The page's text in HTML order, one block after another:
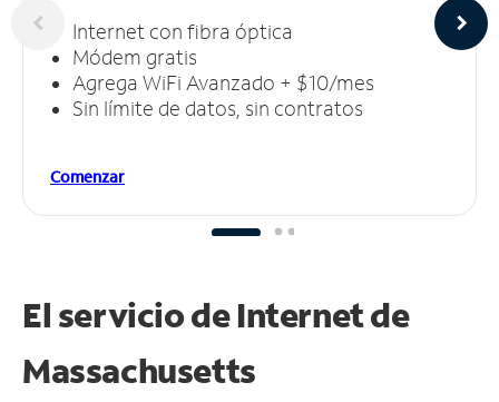
Internet con fibra óptica
Módem gratis
Agrega WiFi Avanzado + $10/mes
Sin límite de datos, sin contratos
Comenzar
El servicio de Internet de
Massachusetts